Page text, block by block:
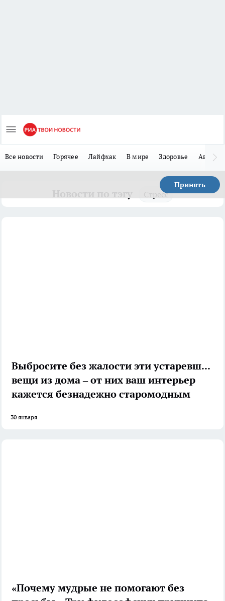
Все новости Горячее Лайфхак В мире Здоровье Авто
Принять
Стресс
Выбросите без жалости эти устаревшие
вещи из дома – от них ваш интерьер
кажется безнадежно старомодным
30 января
«Почему мудрые не помогают без